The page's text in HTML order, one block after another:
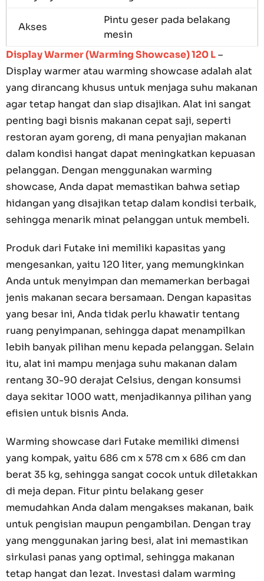
Akses
Pintu geser pada belakang
mesin
Display Warmer (Warming Showcase) 120 L–
Display warmer atau warming showcase adalah alat
yang dirancang khusus untuk menjaga suhu makanan
agar tetap hangat dan siap disajikan. Alat ini sangat
penting bagi bisnis makanan cepat saji, seperti
restoran ayam goreng, di mana penyajian makanan
dalam kondisi hangat dapat meningkatkan kepuasan
pelanggan. Dengan menggunakan warming
showcase, Anda dapat memastikan bahwa setiap
hidangan yang disajikan tetap dalam kondisi terbaik,
sehingga menarik minat pelanggan untuk membeli.
Produk dari Futake ini memiliki kapasitas yang
mengesankan, yaitu 120 liter, yang memungkinkan
Anda untuk menyimpan dan memamerkan berbagai
jenis makanan secara bersamaan. Dengan kapasitas
yang besar ini, Anda tidak perlu khawatir tentang
ruang penyimpanan, sehingga dapat menampilkan
lebih banyak pilihan menu kepada pelanggan. Selain
itu, alat ini mampu menjaga suhu makanan dalam
rentang 30-90 derajat Celsius, dengan konsumsi
daya sekitar 1000 watt, menjadikannya pilihan yang
efisien untuk bisnis Anda.
Warming showcase dari Futake memiliki dimensi
yang kompak, yaitu 686 cm x 578 cm x 686 cm dan
berat 35 kg, sehingga sangat cocok untuk diletakkan
di meja depan. Fitur pintu belakang geser
memudahkan Anda dalam mengakses makanan, baik
untuk pengisian maupun pengambilan. Dengan tray
yang menggunakan jaring besi, alat ini memastikan
sirkulasi panas yang optimal, sehingga makanan
tetap hangat dan lezat. Investasi dalam warming